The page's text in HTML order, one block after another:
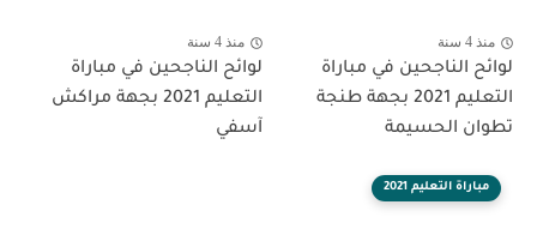
منذ 4 سنة
لوائح الناجحين في مباراة
التعليم 2021 بجهة طنجة
تطوان الحسيمة
منذ 4 سنة
لوائح الناجحين في مباراة
التعليم 2021 بجهة مراكش
آسفي
مباراة التعليم 2021